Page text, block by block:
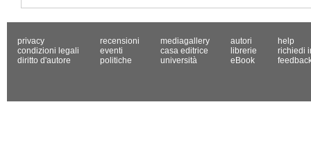
privacy
condizioni legali
diritto d'autore
recensioni
eventi
politiche
mediagallery
casa editrice
università
autori
librerie
eBook
help
richiedi